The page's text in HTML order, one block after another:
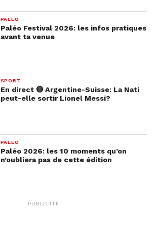
PALÉO
Paléo Festival 2026: les infos pratiques
avant ta venue
SPORT
En direct 🔴 Argentine-Suisse: La Nati
peut-elle sortir Lionel Messi?
PALÉO
Paléo 2026: les 10 moments qu’on
n’oubliera pas de cette édition
PUBLICITÉ